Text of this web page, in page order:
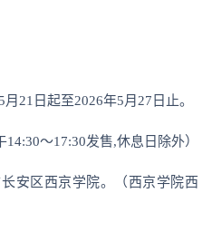
21日起至2026年5月27日止。
14:30～17:30发售,休息日除外）
安区西京学院。（西京学院西